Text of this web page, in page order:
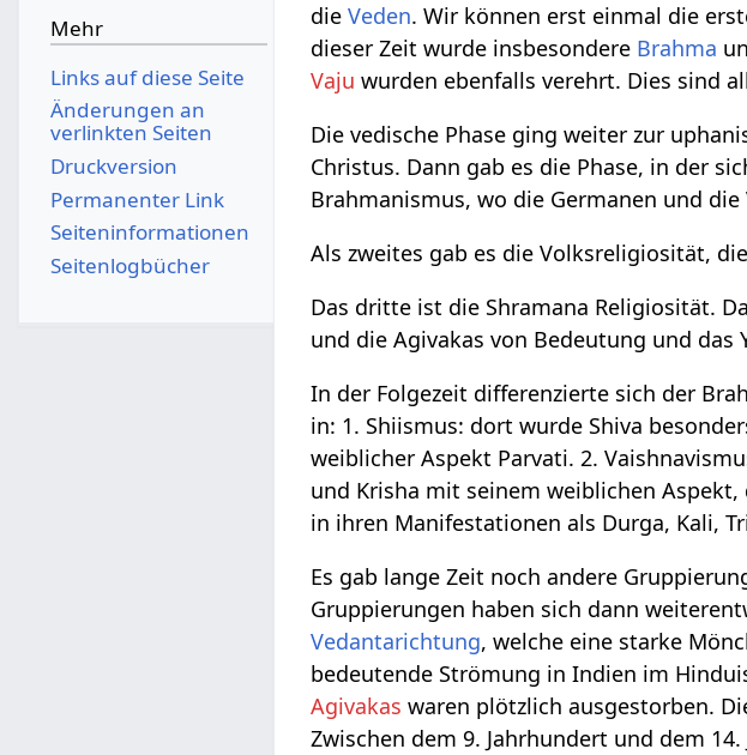
dieVeden. Wir können erst einmal die
dieser Zeit wurde insbesondere Brahma
Vaju wurden ebenfalls verehrt. Dies sind
Die vedische Phase ging weiter zur
Christus. Dann gab es die Phase, in der
Brahmanismus, wo die Germanen und
Als zweites gab es die Volksreligiosität,
Das dritte ist die Shramana Religiosität.
und die Agivakas von Bedeutung und das
In der Folgezeit differenzierte sich der
in: 1. Shiismus: dort wurde Shiva
weiblicher Aspekt Parvati. 2.
und Krisha mit seinem weiblichen
in ihren Manifestationen als Durga, Kali,
Es gab lange Zeit noch andere
Gruppierungen haben sich dann
Vedantarichtung, welche eine starke
bedeutende Strömung in Indien im
Agivakas waren plötzlich ausgestorben.
Zwischen dem 9. Jahrhundert und dem
Mehr
Links auf diese Seite
Änderungen an
verlinkten Seiten
Druckversion
Permanenter Link
Seiten­­informationen
Seitenlogbücher